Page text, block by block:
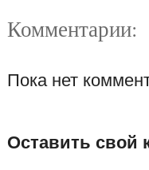
Комментарии:
Пока нет
Оставить свой